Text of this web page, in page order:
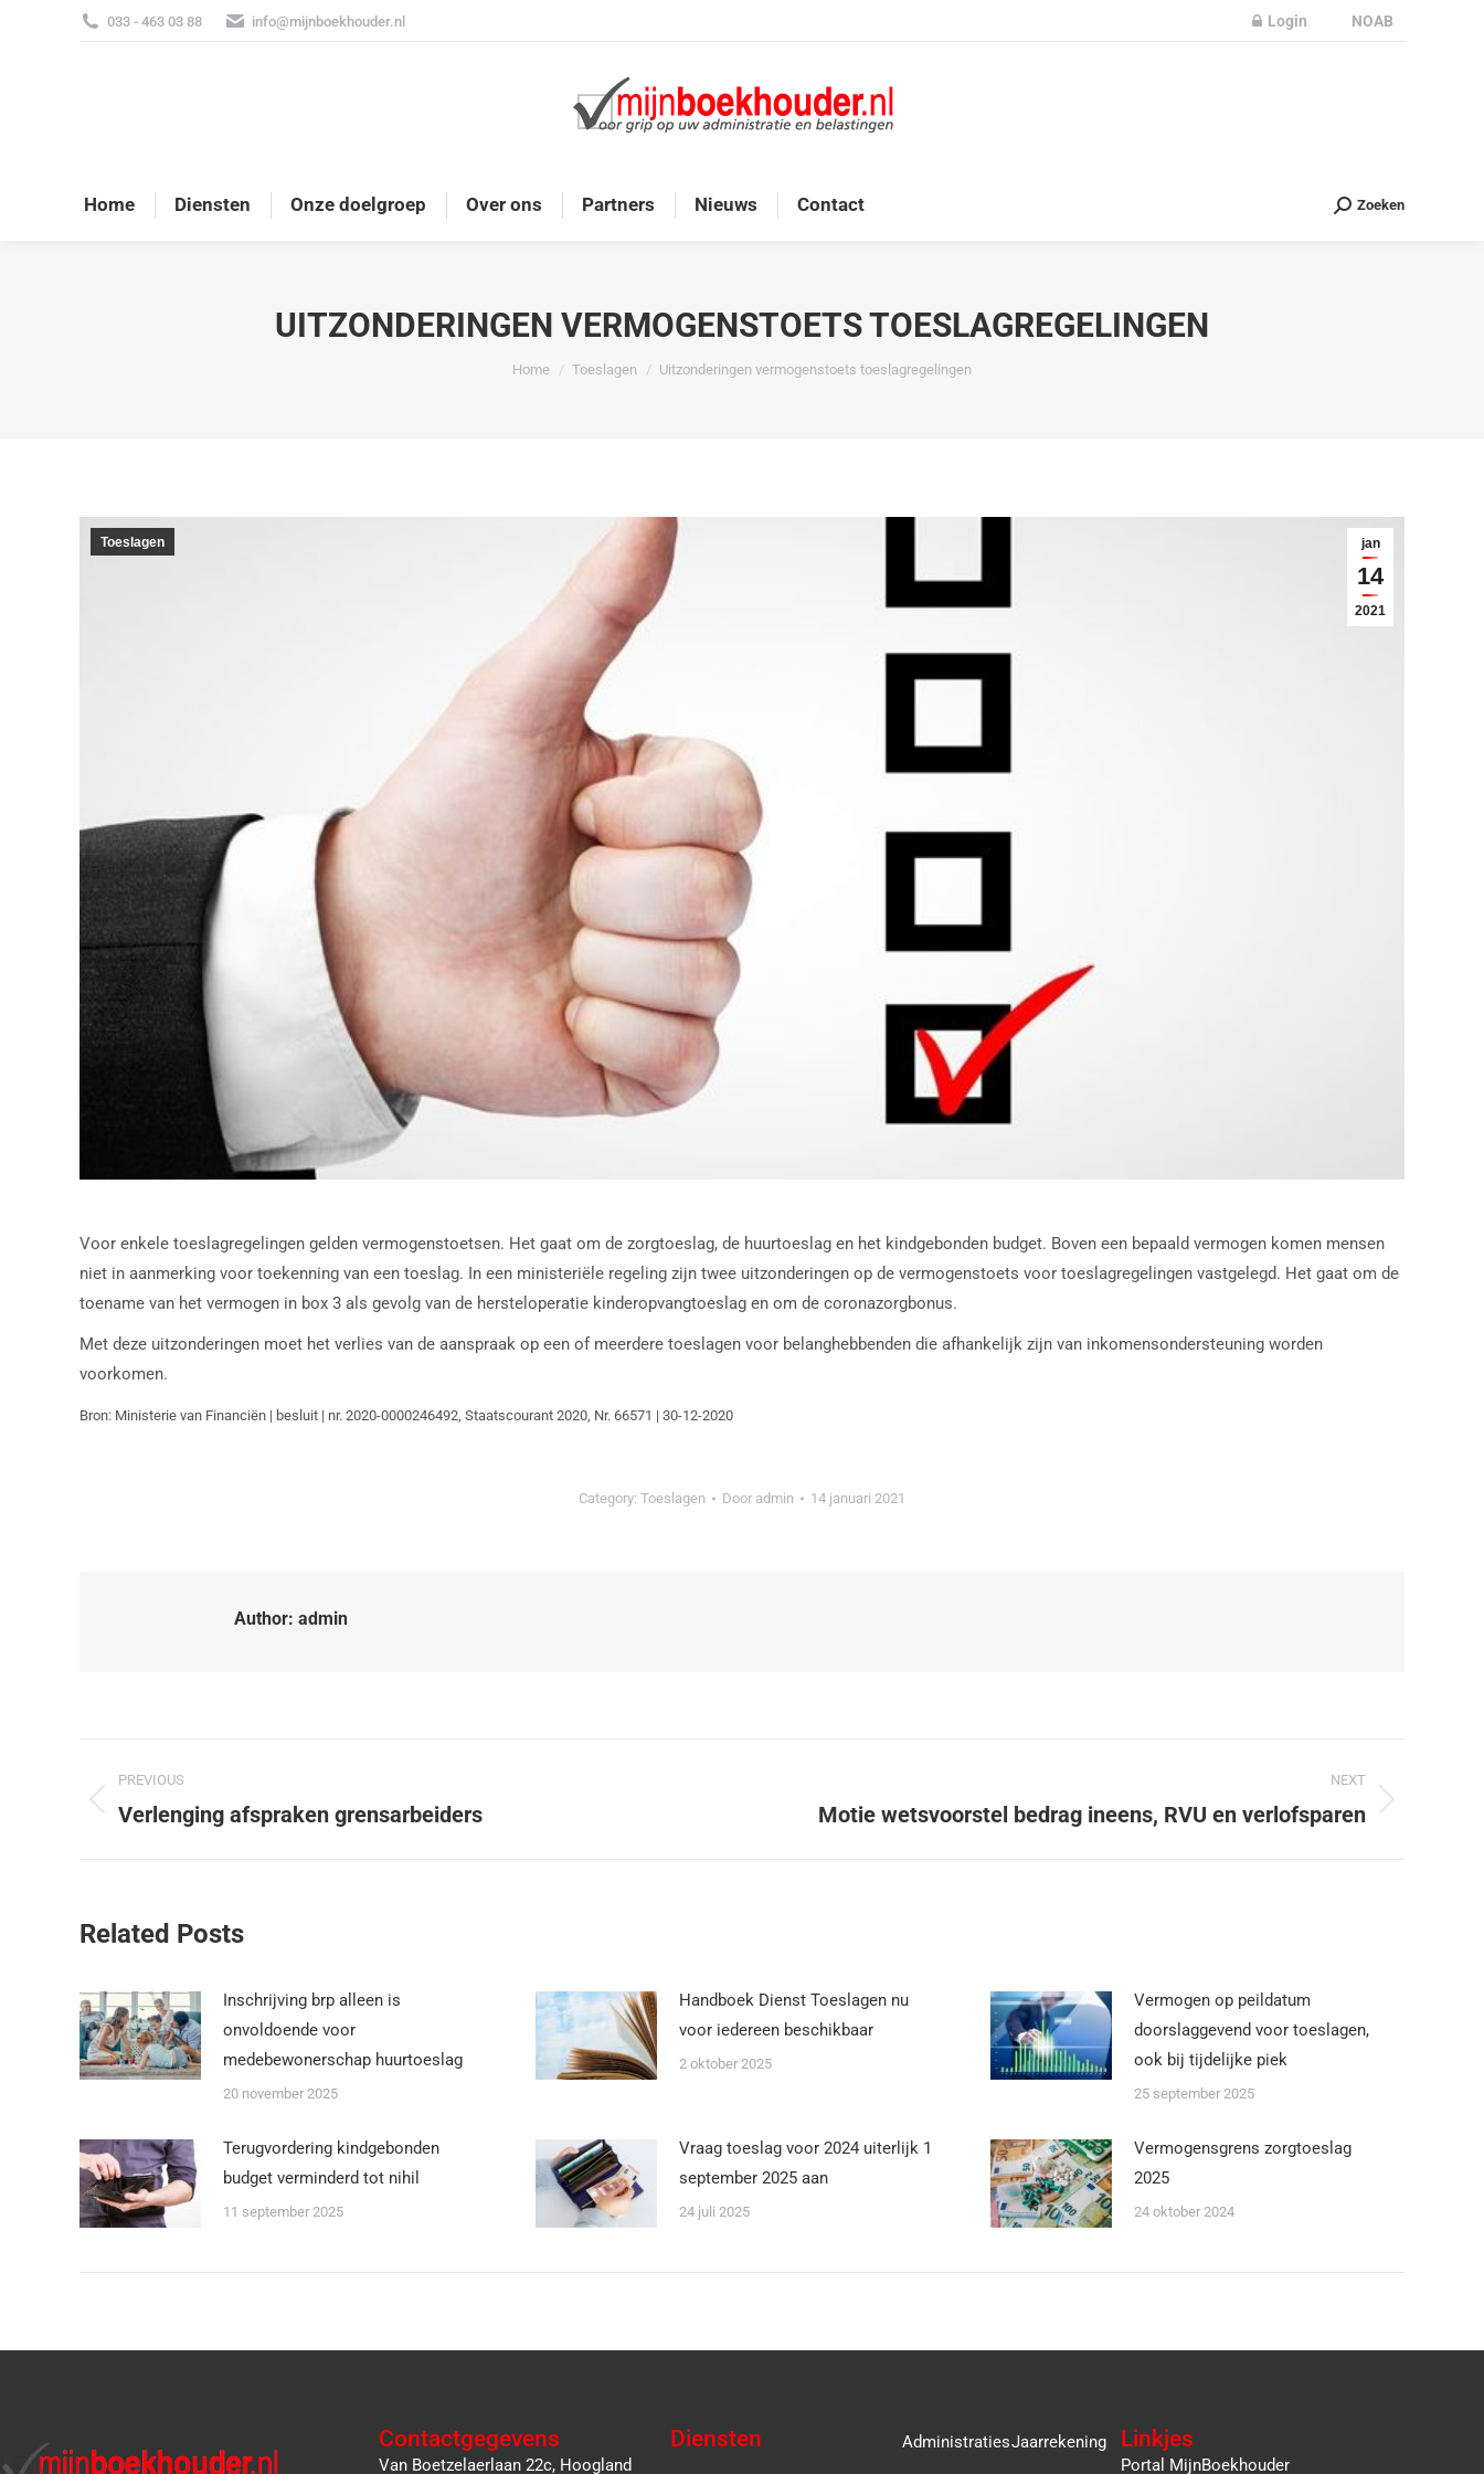
033 - 463 03 88 info@mijnboekhouder.nl Login NOAB
Home Diensten Onze doelgroep Over ons Partners Nieuws Contact Zoeken
UITZONDERINGEN VERMOGENSTOETS TOESLAGREGELINGEN
Je bent hier:
Home Toeslagen Uitzonderingen vermogenstoets toeslagregelingen
jan
14
2021
Toeslagen
Voor enkele toeslagregelingen gelden vermogenstoetsen. Het gaat om de zorgtoeslag, de huurtoeslag en het kindgebonden budget. Boven een bepaald vermogen komen mensen
niet in aanmerking voor toekenning van een toeslag. In een ministeriële regeling zijn twee uitzonderingen op de vermogenstoets voor toeslagregelingen vastgelegd. Het gaat om de
toename van het vermogen in box 3 als gevolg van de hersteloperatie kinderopvangtoeslag en om de coronazorgbonus.
Met deze uitzonderingen moet het verlies van de aanspraak op een of meerdere toeslagen voor belanghebbenden die afhankelijk zijn van inkomensondersteuning worden
voorkomen.
Bron: Ministerie van Financiën | besluit | nr. 2020-0000246492, Staatscourant 2020, Nr. 66571 | 30-12-2020
Category: Toeslagen Door admin 14 januari 2021
Author: admin
PREVIOUS
Verlenging afspraken grensarbeiders
NEXT
Motie wetsvoorstel bedrag ineens, RVU en verlofsparen
Related Posts
Inschrijving brp alleen is
onvoldoende voor
medebewonerschap huurtoeslag
20 november 2025
Handboek Dienst Toeslagen nu
voor iedereen beschikbaar
2 oktober 2025
Vermogen op peildatum
doorslaggevend voor toeslagen,
ook bij tijdelijke piek
25 september 2025
Terugvordering kindgebonden
budget verminderd tot nihil
11 september 2025
Vraag toeslag voor 2024 uiterlijk 1
september 2025 aan
24 juli 2025
Vermogensgrens zorgtoeslag
2025
24 oktober 2024
Contactgegevens
Van Boetzelaerlaan 22c, Hoogland
Diensten AdministratiesJaarrekening Linkjes
Portal MijnBoekhouder
Home Diensten Onze doelgroep Over ons Partners Nieuws Contact Zoeken